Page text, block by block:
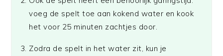
voeg de spelt toe aan kokend water en kook
het voor 25 minuten zachtjes door.
Zodra de spelt in het water zit, kun je